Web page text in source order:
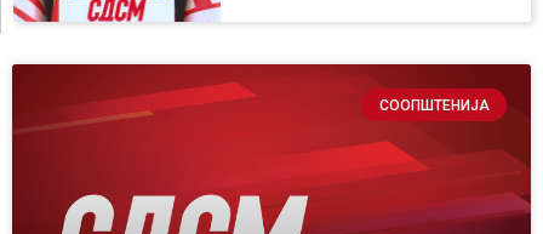
СООПШТЕНИЈА